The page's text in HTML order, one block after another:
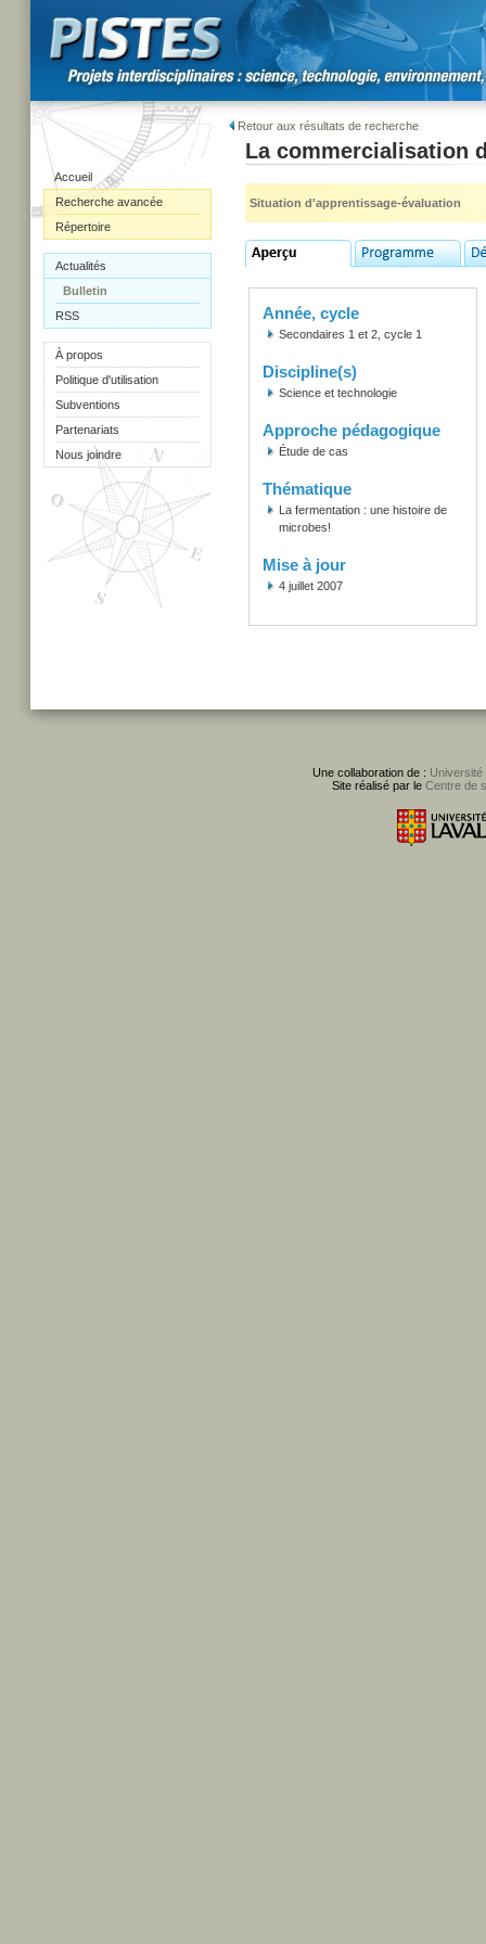
Accueil
Recherche avancée
Répertoire
Actualités
Bulletin
RSS
À propos
Politique d'utilisation
Subventions
Partenariats
Nous joindre
Retour aux résultats de recherche
La commercialisation
Situation d'apprentissage-évaluation
Année, cycle
Secondaires 1 et 2, cycle 1
Discipline(s)
Science et technologie
Approche pédagogique
Étude de cas
Thématique
La fermentation : une histoire de
microbes!
Mise à jour
4 juillet 2007
Une collaboration de : Université
Site réalisé par le Centre de